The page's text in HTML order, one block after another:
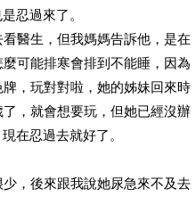
忍過來了。
醫生，但我媽媽告訴他，是在
可能排寒會排到不能睡，因為
，玩對對啦，她的姊妹回來時
，就會想要玩，但她已經沒辦
在忍過去就好了。
，後來跟我說她尿急來不及去